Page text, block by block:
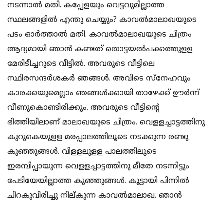
നടന്നാല്‍ മതി. കപ്പേളയും വെട്ടവുമില്ലാത്ത
സ്ഥലങ്ങളില്‍ എന്തു ചെയ്യും? കാവല്‍മാലാഖയുടെ
പടം ഓര്‍ത്താല്‍ മതി. കാവല്‍മാലാഖയുടെ ചിത്രം
ആദ്യമായി ഞാന്‍ കണ്ടത് തൊട്ടയല്‍പക്കത്തുളള
മേരിടീച്ചറുടെ വീട്ടില്‍. അവരുടെ വീട്ടിലെ
സ്ഥിരസന്ദര്‍ശകര്‍ ഞങ്ങള്‍. അവിടെ സ്‌നേഹവും
കാരക്കയുമെല്ലാം ഞങ്ങള്‍ക്കായി താഴേക്ക് ഊര്‍ന്ന്
വീണുകൊണ്ടിരിക്കും. അവരുടെ വീട്ടിന്റെ
ഭിത്തിയിലാണ് മാലാഖയുടെ ചിത്രം. വെളളച്ചാട്ടത്തിനു
കുറുകെയുളള മരപ്പാലത്തിലൂടെ നടക്കുന്ന രണ്ടു
കുഞ്ഞുങ്ങള്‍. വിളളലുളള പാലത്തിലൂടെ
ഇരമ്പിപ്പായുന്ന വെളളച്ചാട്ടത്തിനു മീതേ നടന്നിട്ടും
പേടിയേയില്ലാത്ത കുഞ്ഞുങ്ങള്‍. കൂട്ടായി പിന്നില്‍
ചിറകുവിരിച്ചു നില്കുന്ന കാവല്‍മാലാഖ. ഞാന്‍